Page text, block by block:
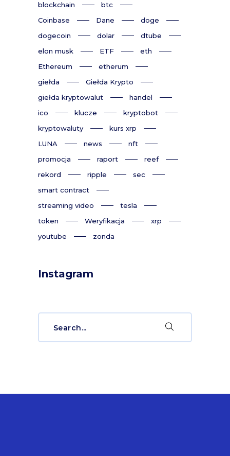
blockchain
btc
Coinbase
Dane
doge
dogecoin
dolar
dtube
elon musk
ETF
eth
Ethereum
etherum
giełda
Giełda Krypto
giełda kryptowalut
handel
ico
klucze
kryptobot
kryptowaluty
kurs xrp
LUNA
news
nft
promocja
raport
reef
rekord
ripple
sec
smart contract
streaming video
tesla
token
Weryfikacja
xrp
youtube
zonda
Instagram